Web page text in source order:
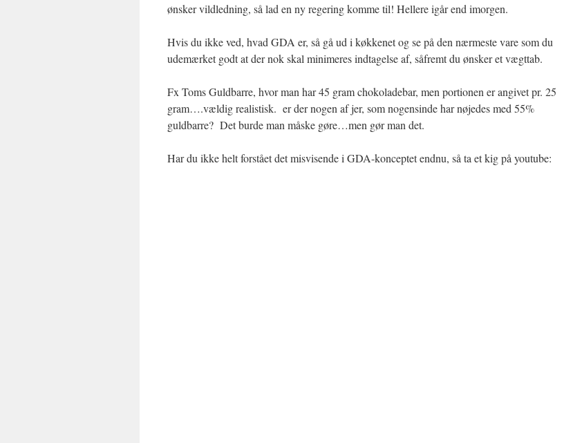
ønsker vildledning, så lad en ny regering komme til! Hellere igår end imorgen.
Hvis du ikke ved, hvad GDA er, så gå ud i køkkenet og se på den nærmeste vare som du
udemærket godt at der nok skal minimeres indtagelse af, såfremt du ønsker et vægttab.
Fx Toms Guldbarre, hvor man har 45 gram chokoladebar, men portionen er angivet pr. 25
gram….vældig realistisk. er der nogen af jer, som nogensinde har nøjedes med 55%
guldbarre? Det burde man måske gøre…men gør man det.
Har du ikke helt forstået det misvisende i GDA-konceptet endnu, så ta et kig på youtube: